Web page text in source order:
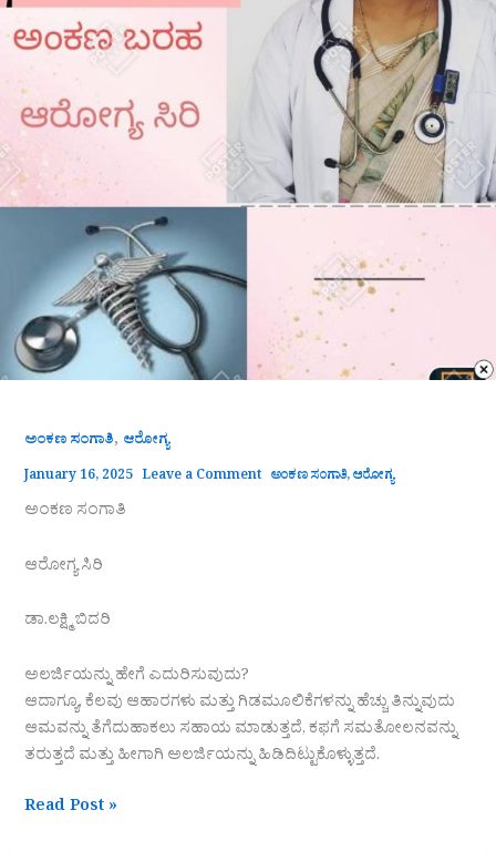
ಅಂಕಣ ಸಂಗಾತಿ, ಆರೋಗ್ಯ
January 16, 2025 Leave a Comment ಅಂಕಣ ಸಂಗಾತಿ,ಆರೋಗ್ಯ
ಅಂಕಣ ಸಂಗಾತಿ
ಆರೋಗ್ಯ ಸಿರಿ
ಡಾ.ಲಕ್ಷ್ಮಿ ಬಿದರಿ
ಅಲರ್ಜಿಯನ್ನು ಹೇಗೆ ಎದುರಿಸುವುದು?
ಆದಾಗ್ಯೂ, ಕೆಲವು ಆಹಾರಗಳು ಮತ್ತು ಗಿಡಮೂಲಿಕೆಗಳನ್ನು ಹೆಚ್ಚು ತಿನ್ನುವುದು
ಆಮವನ್ನು ತೆಗೆದುಹಾಕಲು ಸಹಾಯ ಮಾಡುತ್ತದೆ, ಕಫಗೆ ಸಮತೋಲನವನ್ನು
ತರುತ್ತದೆ ಮತ್ತು ಹೀಗಾಗಿ ಅಲರ್ಜಿಯನ್ನು ಹಿಡಿದಿಟ್ಟುಕೊಳ್ಳುತ್ತದೆ.
Read Post »